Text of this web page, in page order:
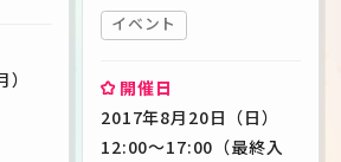
イベント
開催日
2017年8月20日（日）
12:00～17:00（最終入